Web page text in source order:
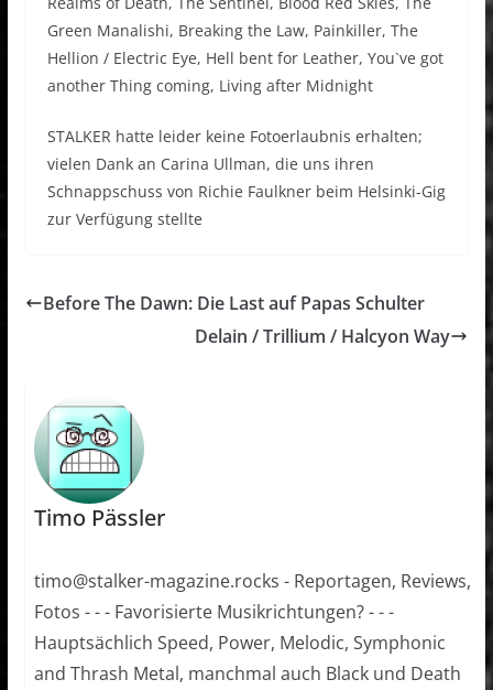
Green Manalishi, Breaking the Law, Painkiller, The
Hellion / Electric Eye, Hell bent for Leather, You`ve got
another Thing coming, Living after Midnight
STALKER hatte leider keine Fotoerlaubnis erhalten;
vielen Dank an Carina Ullman, die uns ihren
Schnappschuss von Richie Faulkner beim Helsinki-Gig
zur Verfügung stellte
Before The Dawn: Die Last auf Papas Schulter
Delain / Trillium / Halcyon Way
Timo Pässler
timo@stalker-magazine.rocks - Reportagen, Reviews,
Fotos - - - Favorisierte Musikrichtungen? - - -
Hauptsächlich Speed, Power, Melodic, Symphonic
and Thrash Metal, manchmal auch Black und Death